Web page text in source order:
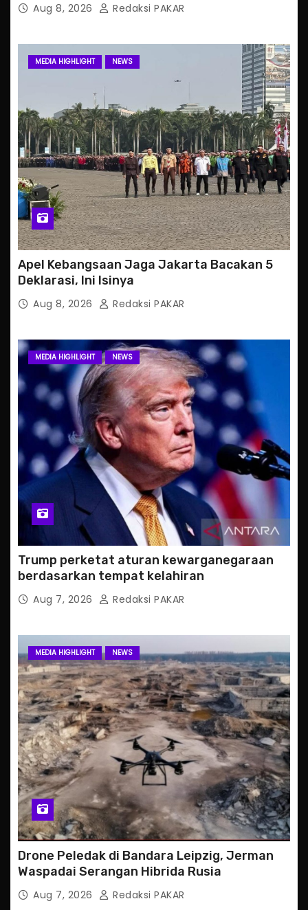
Aug 8, 2026 Redaksi PAKAR
MEDIA HIGHLIGHT NEWS
Apel Kebangsaan Jaga Jakarta Bacakan 5
Deklarasi, Ini Isinya
Aug 8, 2026 Redaksi PAKAR
MEDIA HIGHLIGHT NEWS
Trump perketat aturan kewarganegaraan
berdasarkan tempat kelahiran
Aug 7, 2026 Redaksi PAKAR
MEDIA HIGHLIGHT NEWS
Drone Peledak di Bandara Leipzig, Jerman
Waspadai Serangan Hibrida Rusia
Aug 7, 2026 Redaksi PAKAR